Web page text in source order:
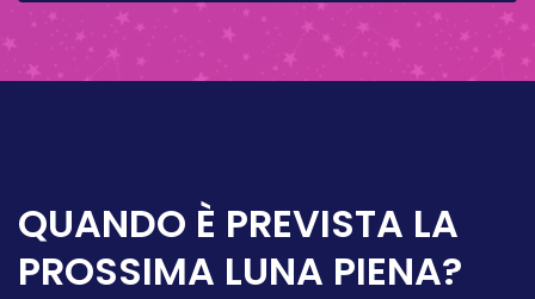
QUANDO È PREVISTA LA
PROSSIMA LUNA PIENA?